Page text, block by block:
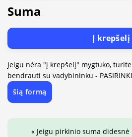
Suma
Į krepšelį
Jeigu nėra "į krepšelį" mygtuko,
bendrauti su vadybininku -
šią formą
« Jeigu pirkinio suma